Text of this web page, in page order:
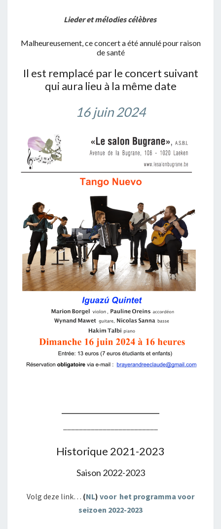
Lieder et mélodies célèbres
Malheureusement, ce concert a été annulé pour raison
de santé
Il est remplacé par le concert suivant
qui aura lieu à la même date
16 juin 2024
Historique 2021-2023
Saison 2022-2023
Volg deze link… (NL) voor het programma voor
seizoen 2022-2023